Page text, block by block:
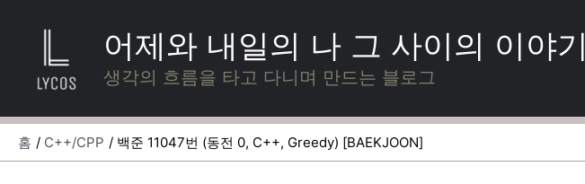
너
기
어제와 내일의 나 그 사이의 이야기
생각의 흐름을 타고 다니며 만드는 블로그
홈 C++/CPP 백준 11047번 (동전 0, C++, Greedy) [BAEKJOON]